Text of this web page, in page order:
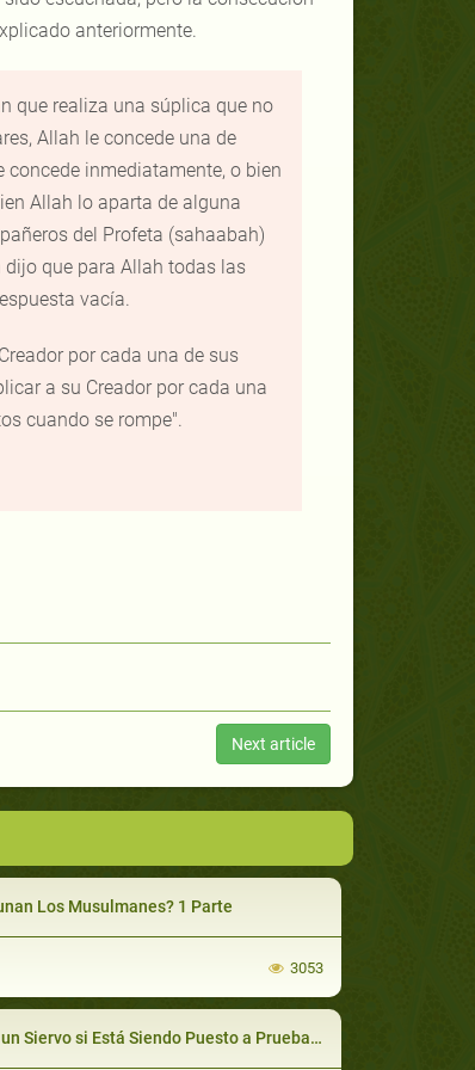
anteriormente.
que realiza una súplica que no
Allah le concede una de
inmediatamente, o bien
Allah lo aparta de alguna
del Profeta (sahaabah)
dijo que para Allah todas las
vacía.
por cada una de sus
a su Creador por cada una
cuando se rompe".
Next article
Los Musulmanes? 1 Parte
3053
si Está Siendo Puesto a Prueba o Es un Castigo?